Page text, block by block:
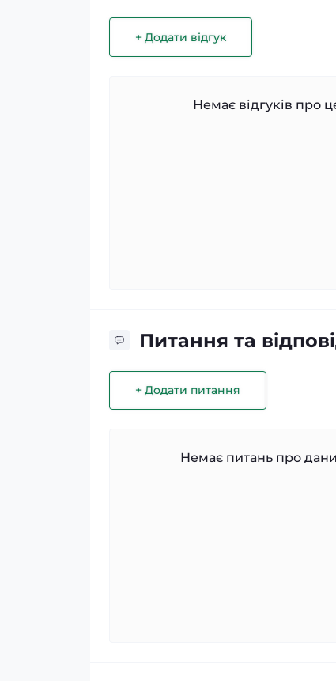
+ Додати відгук
Немає відгуків про
Питання та
+ Додати питання
Немає питань про